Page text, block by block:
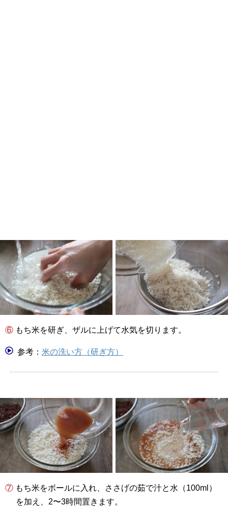
⑥ もち米を研ぎ、ザルに上げて水気を切ります。
参考： 米の洗い方（研ぎ方）
⑦ もち米をボールに入れ、ささげの茹で汁と水（100ml ）
を加え、2〜3時間置きます。